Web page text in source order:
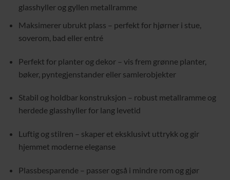
glasshyller og gyllen metallramme
Maksimerer ubrukt plass – perfekt for hjørner i stue,
soverom, bad eller entré
Perfekt for planter og dekor – vis frem grønne planter,
bøker, pyntegjenstander eller samlerobjekter
Stabil og holdbar konstruksjon – robust metallramme og
herdede glasshyller for lang levetid
Luftig og stilren – skaper et eksklusivt uttrykk og gir
hjemmet moderne eleganse
Plassbesparende – passer også i mindre rom og gjør